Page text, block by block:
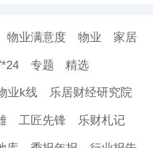
物业满意度 物业 家居
专题 精选
业k线 乐居财经研究院
工匠先锋 乐财札记